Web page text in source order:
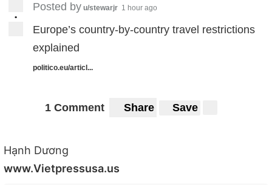
•
Posted by u/stewarjr 1 hour ago
Europe’s country-by-country travel restrictions
explained
politico.eu/articl...
1 Comment Share Save
Hạnh Dương
www.Vietpressusa.us